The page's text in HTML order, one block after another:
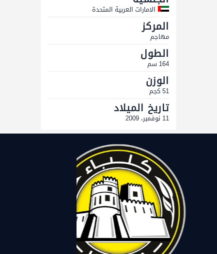
الامارات العربية المتحدة
المركز
مهاجم
الطول
164 سم
الوزن
51 كجم
تاريخ الميلاد
11 نوفمبر، 2009